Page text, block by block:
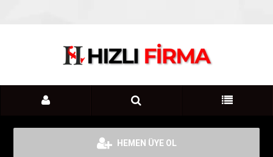
HEMEN ÜYE OL